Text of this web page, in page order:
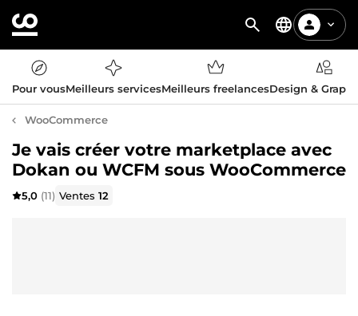
Pour vousMeilleurs servicesMeilleurs freelancesDesign &
WooCommerce
Je vais créer votre marketplace avec
Dokan ou WCFM sous WooCommerce
5,0 (11) Ventes12